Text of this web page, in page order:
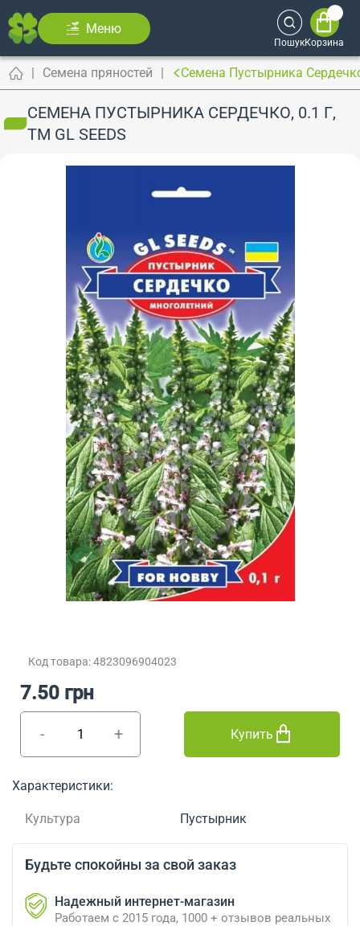
Меню
ПошукКорзина
Семена пряностей Семена Пустырника
СЕМЕНА ПУСТЫРНИКА СЕРДЕЧКО, 0.1 Г,
ТМ GL SEEDS
Код товара: 4823096904023
- +
7.50 грн
Купить
Характеристики:
Культура Пустырник
Будьте спокойны за свой заказ
Надежный интернет-магазин
Работаем с 2015 года, 1000 + отзывов реальных